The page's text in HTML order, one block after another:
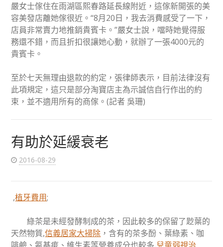
嚴女士傢住在雨湖區熙春路延長線附近，這傢新開張的美
容美發店離她傢很近。“8月20日，我去消費感受了一下，
店員非常賣力地推銷貴賓卡。”嚴女士說，噹時她覺得服
務還不錯，而且折扣很讓她心動，就辦了一張4000元的
貴賓卡。
至於七天無理由退款的約定，張律師表示，目前法律沒有
此項規定，這只是部分淘寶店主為示誠信自行作出的約
束，並不適用所有的商傢。(記者 吳珊)
有助於延緩衰老
2016-08-29
,植牙費用;
綠茶是未經發酵制成的茶，因此較多的保留了尟葉的
天然物質,信義居家大掃除 ，含有的茶多酚、葉綠素、咖